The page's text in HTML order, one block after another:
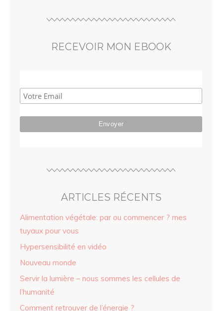
RECEVOIR MON EBOOK
ARTICLES RÉCENTS
Alimentation végétale: par ou commencer ? mes
tuyaux pour vous
Hypersensibilité en vidéo
Nouveau monde
Servir la lumière – nous sommes les cellules de
l’humanité
Comment retrouver de l’énergie ?